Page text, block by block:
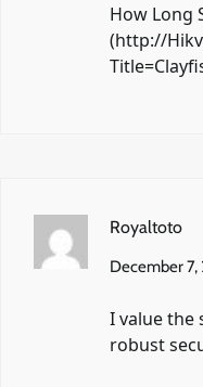
How Long
(http://
Royaltoto
December
I value the
robust